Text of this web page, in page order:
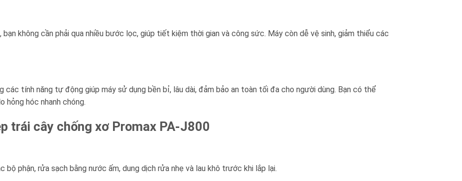
bạn không cần phải qua nhiều bước lọc, giúp tiết kiệm thời gian và công sức. Máy còn dễ vệ sinh, giảm thiểu các
các tính năng tự động giúp máy sử dụng bền bỉ, lâu dài, đảm bảo an toàn tối đa cho người dùng. Bạn có thể
hỏng hóc nhanh chóng.
trái cây chống xơ Promax PA-J800
bộ phận, rửa sạch bằng nước ấm, dung dịch rửa nhẹ và lau khô trước khi lắp lại.